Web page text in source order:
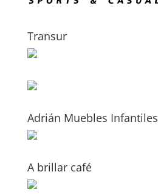
Transur
Adrián Muebles Infantiles
A brillar café